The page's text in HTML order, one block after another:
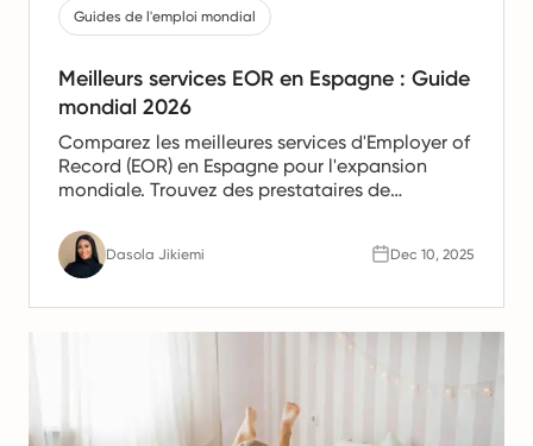
Guides de l'emploi mondial
Meilleurs services EOR en Espagne : Guide
mondial 2026
Comparez les meilleures services d'Employer of
Record (EOR) en Espagne pour l'expansion
mondiale. Trouvez des prestataires de
gestion des ressources humaines et de
conformité pour les équipes en Espagne.
Dasola Jikiemi Dec 10, 2025